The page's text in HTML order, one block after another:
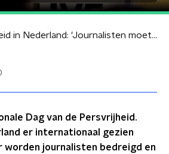
Persvrijheid in Nederland: 'Journalisten moeten maatregelen nemen alsof ze oorlogsgebied in gaan'
Dag van de Persvrijheid.
er internationaal gezien
worden journalisten bedreigd en